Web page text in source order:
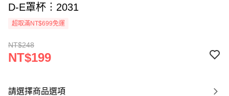
D-E罩杯︙2031
超取滿NT$699免運
NT$248
NT$199
請選擇商品選項